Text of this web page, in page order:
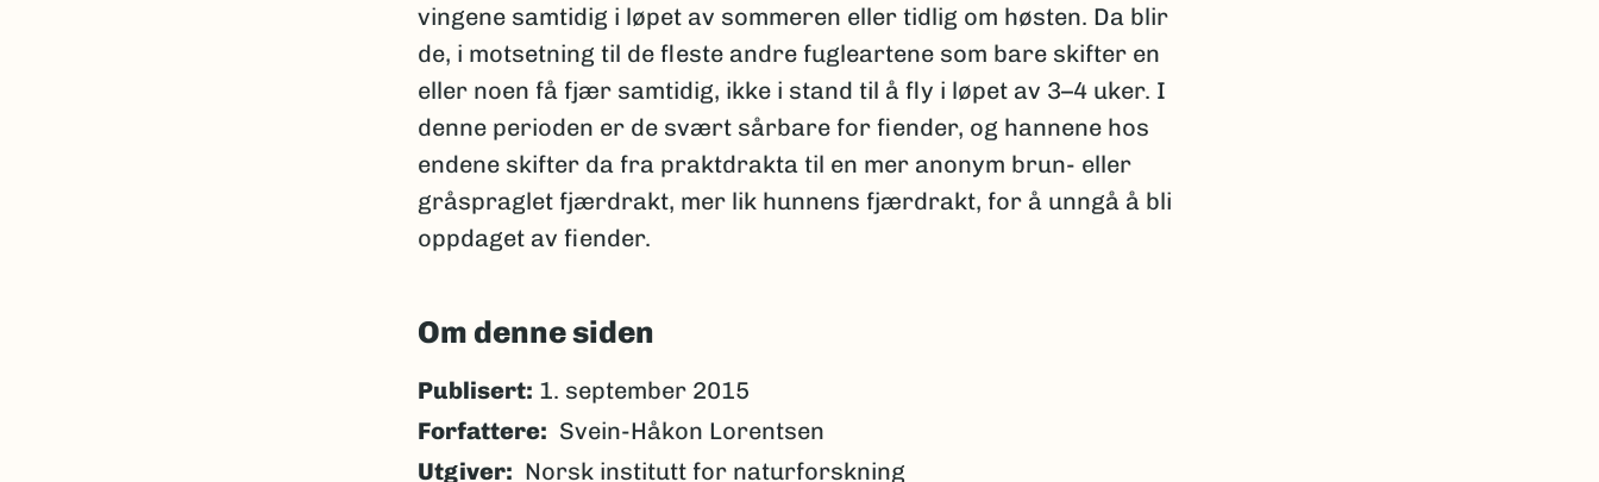
vingene samtidig i løpet av sommeren eller tidlig om høsten. Da blir
de, i motsetning til de fleste andre fugleartene som bare skifter en
eller noen få fjær samtidig, ikke i stand til å fly i løpet av 3–4 uker. I
denne perioden er de svært sårbare for fiender, og hannene hos
endene skifter da fra praktdrakta til en mer anonym brun- eller
gråspraglet fjærdrakt, mer lik hunnens fjærdrakt, for å unngå å bli
oppdaget av fiender.
Om denne siden
Publisert: 1. september 2015
Forfattere
Svein-Håkon Lorentsen
Utgiver
Norsk institutt for naturforskning